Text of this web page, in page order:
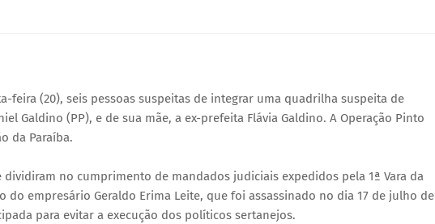
feira (20), seis pessoas suspeitas de integrar uma quadrilha suspeita de
Galdino (PP), e de sua mãe, a ex-prefeita Flávia Galdino. A Operação Pinto
da Paraíba.
dividiram no cumprimento de mandados judiciais expedidos pela 1ª Vara da
do empresário Geraldo Erima Leite, que foi assassinado no dia 17 de julho de
para evitar a execução dos políticos sertanejos.